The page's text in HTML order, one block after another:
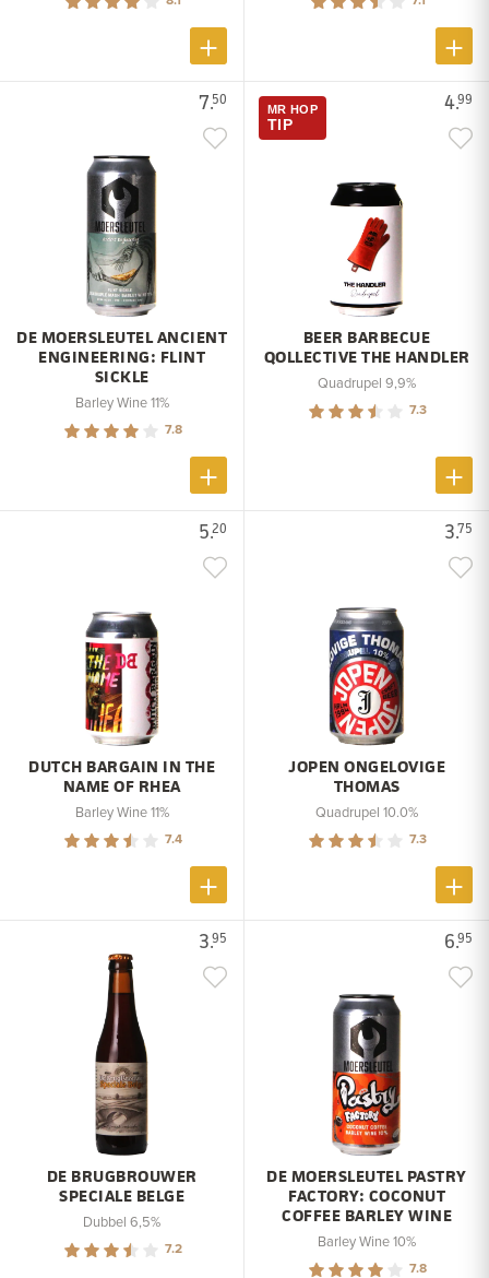
7.50
DE MOERSLEUTEL ANCIENT
ENGINEERING: FLINT
SICKLE
Barley Wine 11%
7.8
4.99
MR HOP
TIP
BEER BARBECUE
QOLLECTIVE THE HANDLER
Quadrupel 9,9%
7.3
5.20
DUTCH BARGAIN IN THE
NAME OF RHEA
Barley Wine 11%
7.4
3.75
JOPEN ONGELOVIGE
THOMAS
Quadrupel 10.0%
7.3
3.95
DE BRUGBROUWER
SPECIALE BELGE
Dubbel 6,5%
7.2
6.95
DE MOERSLEUTEL PASTRY
FACTORY: COCONUT
COFFEE BARLEY WINE
Barley Wine 10%
7.8